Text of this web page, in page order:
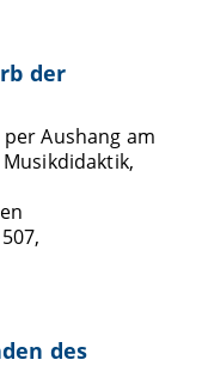
der
Aushang am
des